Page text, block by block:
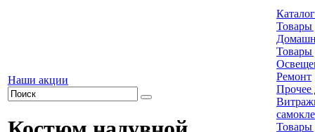
Наши акции
Товары
Товары
Ремонт
Прочее
Товары